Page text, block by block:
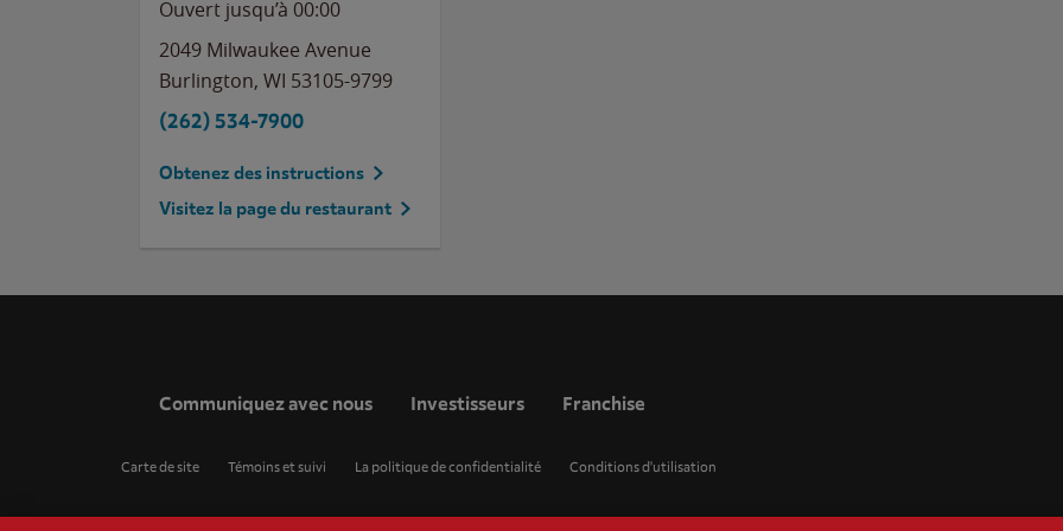
Ouvert jusqu’à 00:00
2049 Milwaukee Avenue
Burlington, WI 53105-9799
(262) 534-7900
Obtenez des instructions
Visitez la page du restaurant
Communiquez avec nous Investisseurs Franchise
Carte de site Témoins et suivi La politique de confidentialité Conditions d'utilisation